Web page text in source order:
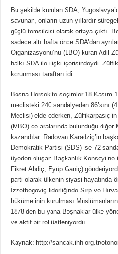
Bu şekilde kurulan SDA,
savunan, onların uzun yıllardır
güçlü temsilcisi olarak ortaya çıktı.
sadece altı hafta önce SDA’dan
Organizasyonu’nu (LBO) kuran Adil
halkı SDA ile ilişki içerisindeydi.
korunması taraftarı idi.
Bosna-Hersek’te seçimler 18 Kasım
meclisteki 240 sandalyeden 86’sını
Meclisi) elde ederken,
(MBO) de aralarında bulunduğu diğer
kazandılar. Radovan Karadziç’in
Demokratik Partisi (SDS) ise 72
üyeden oluşan Başkanlık
Fikret Abdiç, Eyüp Ganiç)
parti olarak ülkenin siyasi hayatında
İzzetbegoviç liderliğinde Sırp ve
hükümetinin kurulması
1878’den bu yana Boşnaklar ülke
ve aktif bir rol üstleniyordu.
Kaynak: http://sancak.ihh.org.tr/